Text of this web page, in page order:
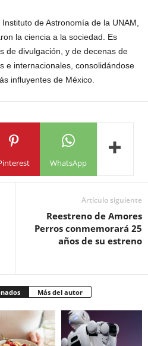
de Astronomía de la UNAM,
la ciencia a la sociedad. Es
de divulgación, y de decenas de
e internacionales, consolidándose
influyentes de México.
WhatsApp
Artículo siguiente
Reestreno de Amores
Perros conmemorará 25
años de su estreno
Más del autor